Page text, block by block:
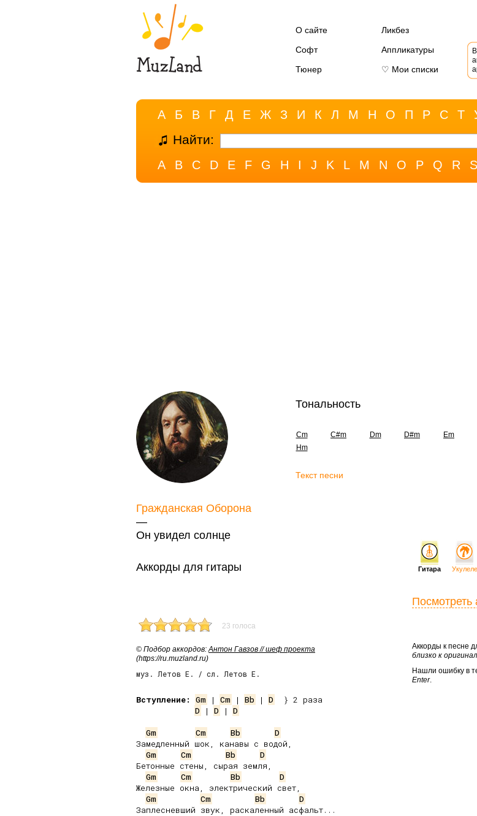
О сайте
Ликбез
Софт
Аппликатуры
Тюнер
♡ Мои списки
А Б В Г Д Е Ж З И К Л М Н О П Р С Т
Найти:
A B C D E F G H I J K L M N O P Q R S
Гражданская Оборона
—
Он увидел солнце
Тональность
Cm C#m Dm D#m Em
Hm
Текст песни
Аккорды для гитары
23 голоса
© Подбор аккордов:Антон Гавзов // шеф проекта
(https://ru.muzland.ru)
муз. Летов Е. / сл. Летов Е.
Вступление: Gm | Cm | Bb | D
D | D | D
Gm
Cm Bb
D
Замедленный шок, канавы с водой,
Gm
Cm Bb
D
Бетонные стены, сырая земля,
Gm
Cm Bb
D
Железные окна, электрический свет,
Gm
Cm Bb
D
Заплесневший звук, раскаленный асфальт...
Гитара Укулеле
Посмотреть
Аккорды к песне
близко к
Нашли ошибку в
Enter.